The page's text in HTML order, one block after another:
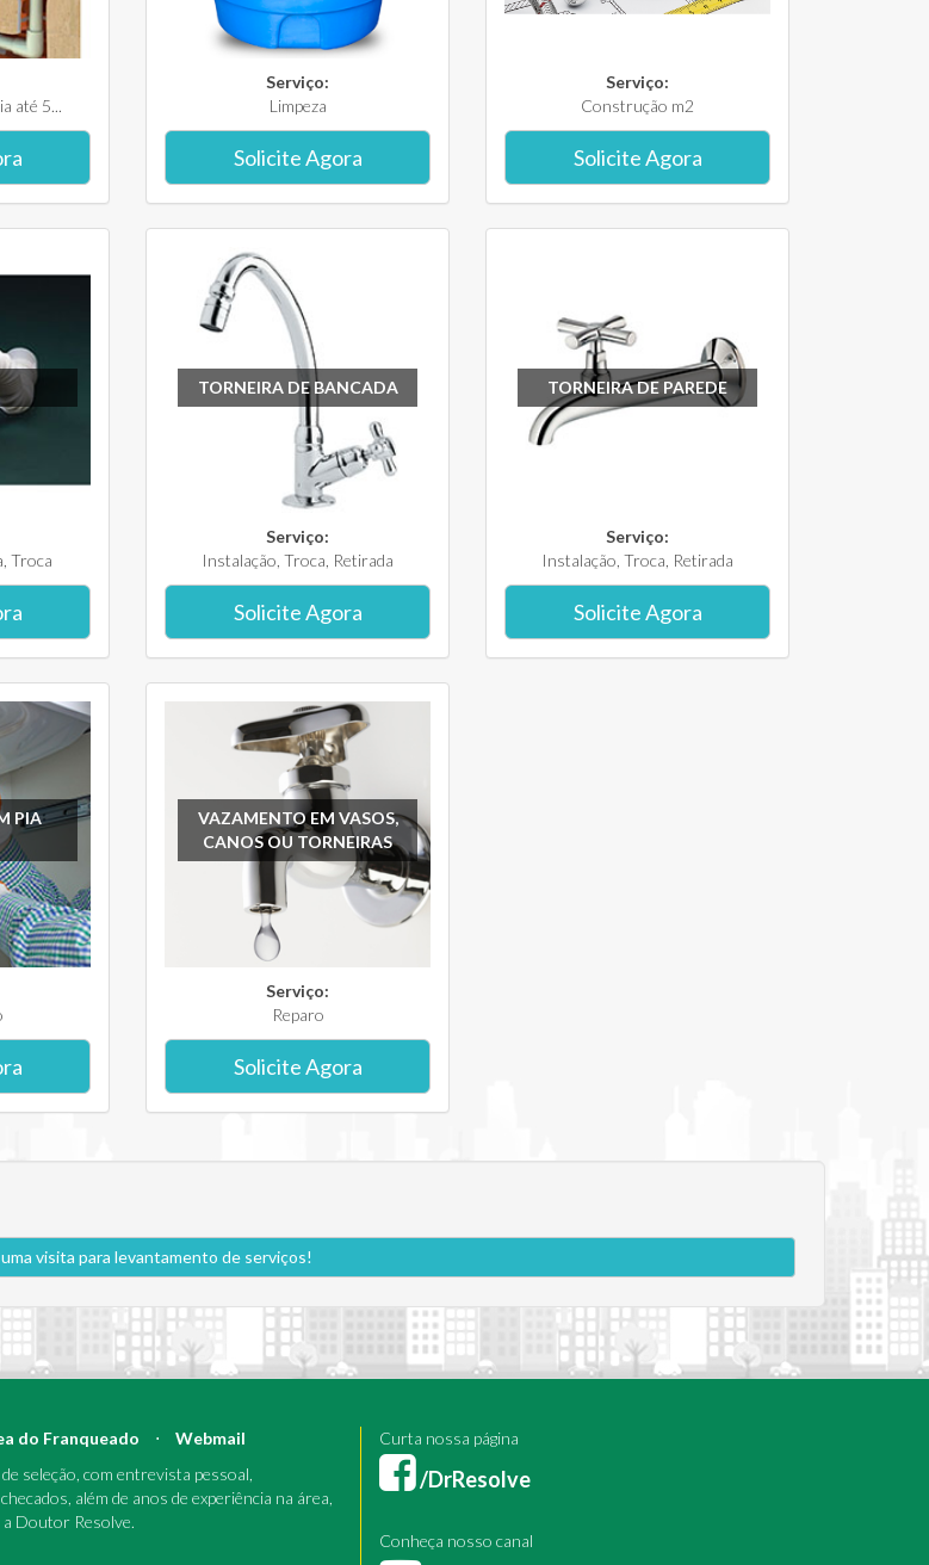
até 5...
Serviço:
Limpeza
Solicite Agora
Serviço:
Construção m2
Solicite Agora
Troca
TORNEIRA DE BANCADA
Serviço:
Instalação, Troca, Retirada
Solicite Agora
TORNEIRA DE PAREDE
Serviço:
Instalação, Troca, Retirada
Solicite Agora
PIA
VAZAMENTO EM VASOS,
CANOS OU TORNEIRAS
Serviço:
Reparo
Solicite Agora
visita para levantamento de serviços!
do Franqueado ⋅
Webmail
seleção, com entrevista pessoal,
além de anos de experiência na área,
Doutor Resolve.
Curta nossa página
/DrResolve
Conheça nosso canal